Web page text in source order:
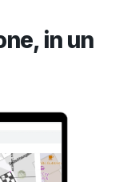
in un